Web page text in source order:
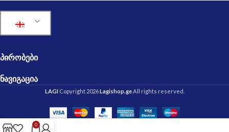
ᲞᲘᲠᲝᲑᲔᲑᲘ
ᲜᲐᲕᲘᲒᲐᲪᲘᲐ
LAGI Copyright 2026Lagishop.geAll rights reserved.
0